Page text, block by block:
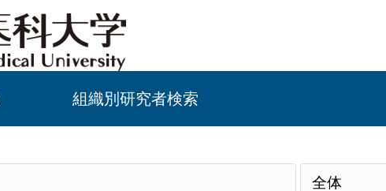
組織別研究者検索